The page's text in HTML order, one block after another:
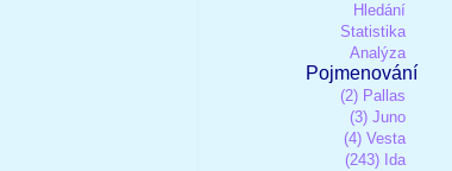
Hledání
Statistika
Analýza
Pojmenování
(2) Pallas
(3) Juno
(4) Vesta
(243) Ida